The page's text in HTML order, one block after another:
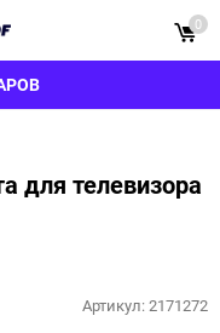
0
для телевизора
Артикул:2171272